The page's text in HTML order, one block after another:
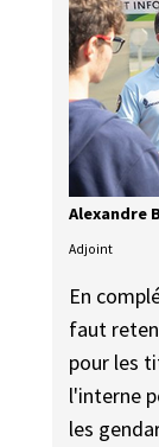
Alexandre
Adjoint
En
faut
pour les
l'interne
les